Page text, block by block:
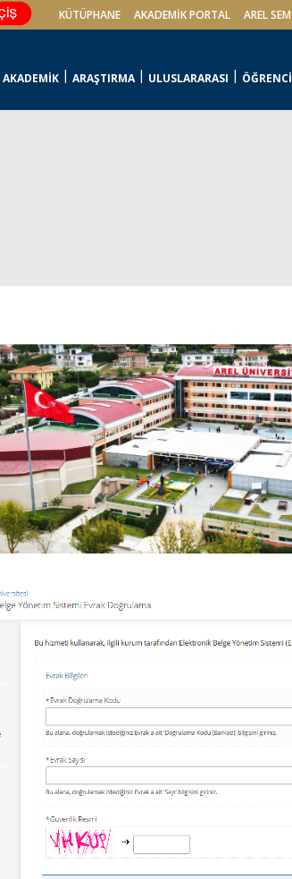
KÜTÜPHANE AKADEMİK PORTAL AREL SEM
AKADEMİK ARAŞTIRMA ULUSLARARASI ÖĞRENCİ